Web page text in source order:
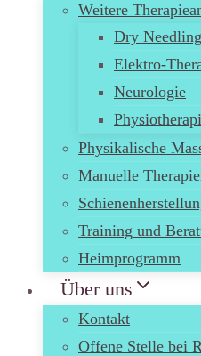
Weitere
Dry Needling
Elektro-
Neurologie
Physikalische
Manuelle
Training und
Heimprogramm
Über uns
Kontakt
Offene Stelle bei